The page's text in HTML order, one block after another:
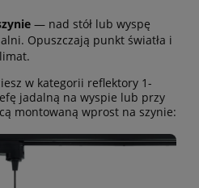
— nad stół lub wyspę
Opuszczają punkt światła i
w kategorii reflektory 1-
jadalną na wyspie lub przy
montowaną wprost na szynie: